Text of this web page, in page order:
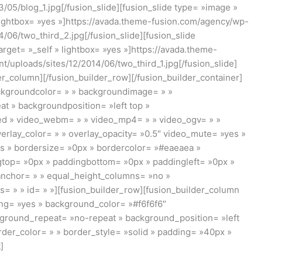
05/blog_1.jpg[/fusion_slide][fusion_slide type= »image »
»yes »]https://avada.theme-fusion.com/agency/wp-
06/two_third_2.jpg[/fusion_slide][fusion_slide
»_self » lightbox= »yes »]https://avada.theme-
uploads/sites/12/2014/06/two_third_1.jpg[/fusion_slide]
fusion_builder_row][/fusion_builder_container]
» » backgroundimage= » »
» backgroundposition= »left top »
» video_webm= » » video_mp4= » » video_ogv= » »
» » overlay_opacity= »0.5″ video_mute= »yes »
» bordersize= »0px » bordercolor= »#eaeaea »
»0px » paddingbottom= »0px » paddingleft= »0px »
» » equal_height_columns= »no »
» » id= » »][fusion_builder_row][fusion_builder_column
»yes » background_color= »#f6f6f6″
»no-repeat » background_position= »left
» » border_style= »solid » padding= »40px »